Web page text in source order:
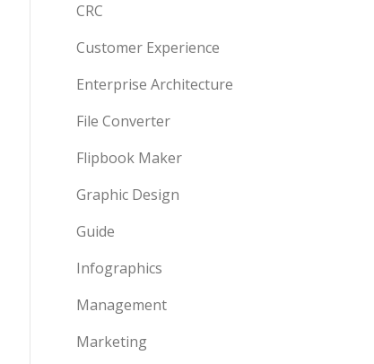
CRC
Customer Experience
Enterprise Architecture
File Converter
Flipbook Maker
Graphic Design
Guide
Infographics
Management
Marketing